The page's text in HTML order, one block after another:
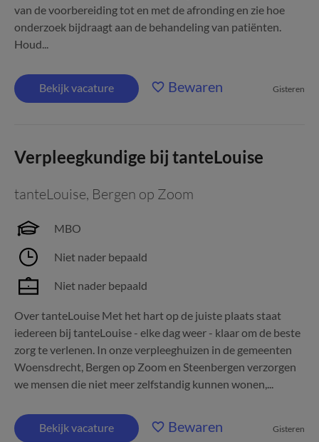
van de voorbereiding tot en met de afronding en zie hoe
onderzoek bijdraagt aan de behandeling van patiënten.
Houd...
Bekijk vacature Bewaren Gisteren
Verpleegkundige bij tanteLouise
tanteLouise, Bergen op Zoom
MBO
Niet nader bepaald
Niet nader bepaald
Over tanteLouise Met het hart op de juiste plaats staat
iedereen bij tanteLouise - elke dag weer - klaar om de beste
zorg te verlenen. In onze verpleeghuizen in de gemeenten
Woensdrecht, Bergen op Zoom en Steenbergen verzorgen
we mensen die niet meer zelfstandig kunnen wonen,...
Bekijk vacature Bewaren Gisteren